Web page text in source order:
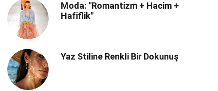
Moda: "Romantizm + Hacim +
Hafiflik"
Yaz Stiline Renkli Bir Dokunuş